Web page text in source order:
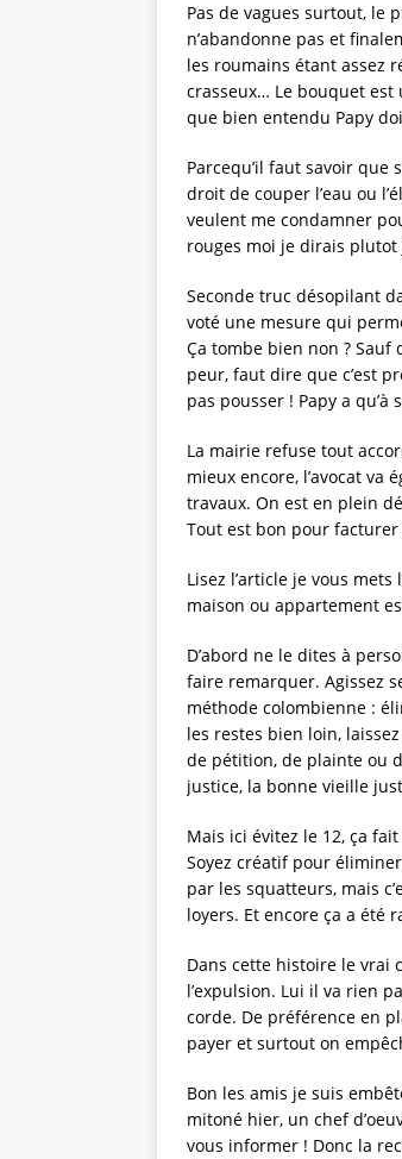
Pas de vagues surtout, le
n’abandonne pas et
les roumains étant assez
crasseux… Le bouquet est
que bien entendu Papy
Parcequ’il faut savoir que
droit de couper l’eau ou
veulent me condamner
rouges moi je dirais plutot
Seconde truc désopilant
voté une mesure qui
Ça tombe bien non ?
peur, faut dire que c’est
pas pousser ! Papy a
La mairie refuse tout
mieux encore, l’avocat
travaux. On est en plein
Tout est bon pour facturer
Lisez l’article je vous
maison ou appartement
D’abord ne le dites à
faire remarquer. Agissez
méthode colombienne :
les restes bien loin,
de pétition, de plainte ou
justice, la bonne vieille
Mais ici évitez le 12, ça
Soyez créatif pour
par les squatteurs, mais
loyers. Et encore ça a été
Dans cette histoire le vrai
l’expulsion. Lui il va rien
corde. De préférence en
payer et surtout on
Bon les amis je suis
mitoné hier, un chef
vous informer ! Donc la